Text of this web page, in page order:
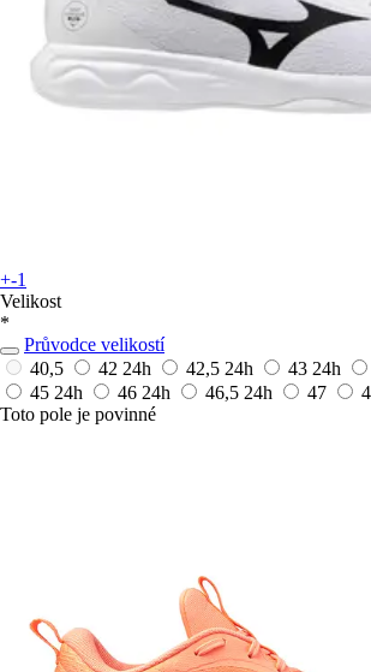
+-1
Velikost
*
Průvodce velikostí
40,5
42 24h 42,5 24h 43 24h
45 24h 46 24h 46,5 24h 47
Toto pole je povinné